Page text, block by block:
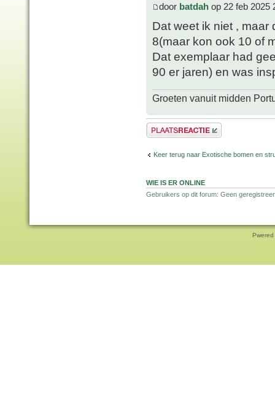
door batdah op 22 feb 2025
Dat weet ik niet ,
8(maar kon ook 10 of
Dat exemplaar had
90 er jaren) en was
Groeten vanuit midden
Plaats een reactie
Keer terug naar Exotische bomen en
WIE IS ER ONLINE
Gebruikers op dit forum: Geen